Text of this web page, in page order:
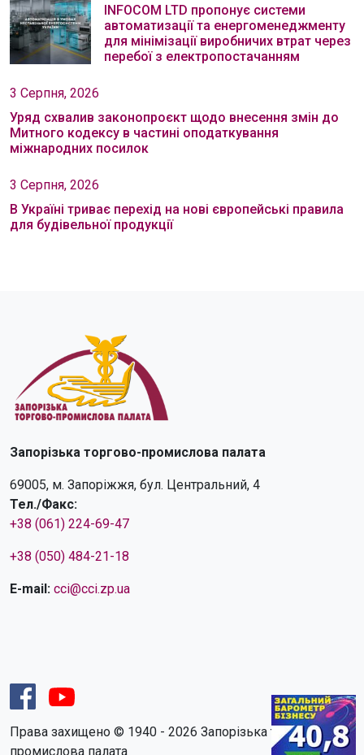
INFOCOM LTD пропонує системи
автоматизації та енергоменеджменту
для мінімізації виробничих втрат через
перебої з електропостачанням
3 Серпня, 2026
Уряд схвалив законопроєкт щодо внесення змін до
Митного кодексу в частині оподаткування
міжнародних посилок
3 Серпня, 2026
В Україні триває перехід на нові європейські правила
для будівельної продукції
Запорізька торгово-промислова палата
69005, м. Запоріжжя, бул. Центральний, 4
Тел./Факс:
+38 (061) 224-69-47
+38 (050) 484-21-18
E-mail: cci@cci.zp.ua
Права захищено © 1940 - 2026 Запорізька торгово-
промислова палата